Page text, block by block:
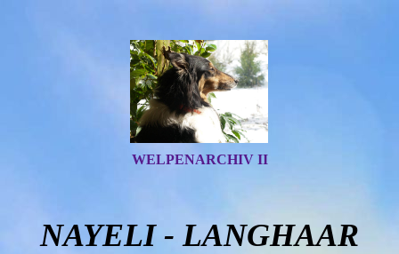
WELPENARCHIV II
NAYELI - LANGHAAR